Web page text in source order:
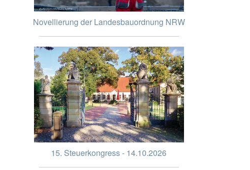
Novellierung der Landesbauordnung NRW
15. Steuerkongress - 14.10.2026